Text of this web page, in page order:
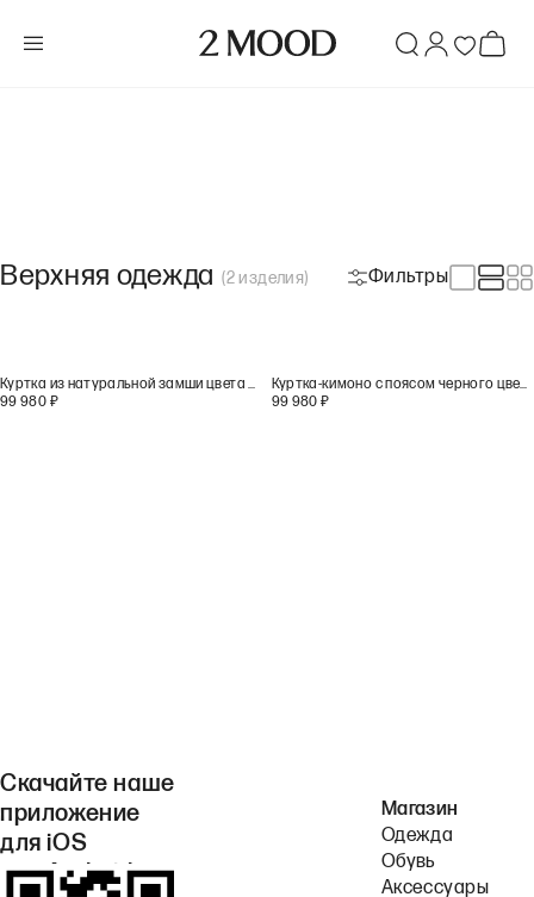
Верхняя одежда (2 изделия) Фильтры
Куртка из натуральной замши цвета горького шоколада
99 980 ₽
Куртка-кимоно с поясом черного цвета
99 980 ₽
Скачайте наше
приложение
для iOS
или Android.
Магазин
Одежда
Обувь
Аксессуары